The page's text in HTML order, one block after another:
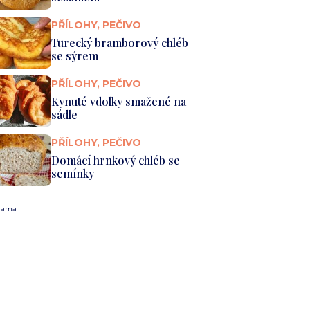
PŘÍLOHY, PEČIVO
Turecký bramborový chléb
se sýrem
PŘÍLOHY, PEČIVO
Kynuté vdolky smažené na
sádle
PŘÍLOHY, PEČIVO
Domácí hrnkový chléb se
semínky